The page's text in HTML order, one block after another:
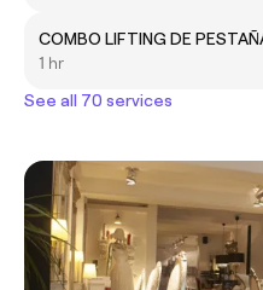
COMBO LIFTING DE
1 hr
See all 70 services